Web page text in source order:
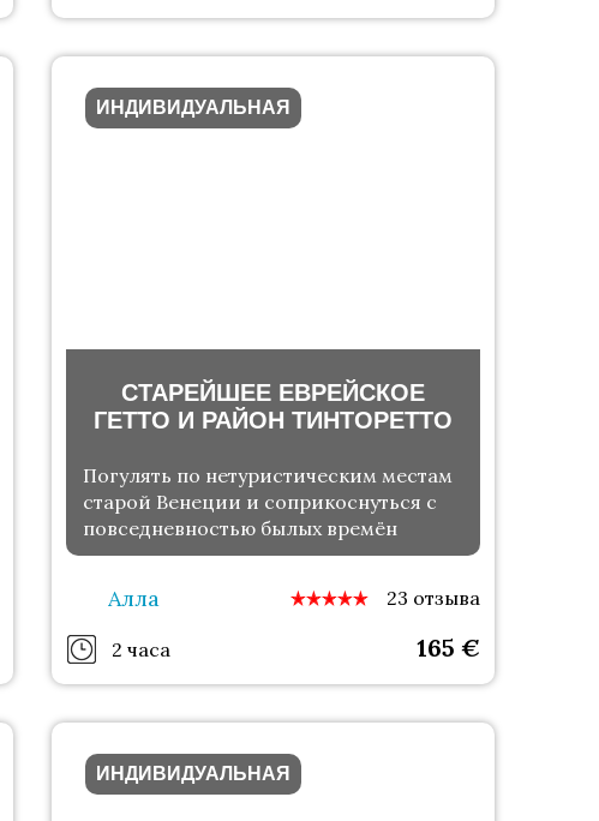
ИНДИВИДУАЛЬНАЯ
СТАРЕЙШЕЕ ЕВРЕЙСКОЕ
ГЕТТО И РАЙОН ТИНТОРЕТТО
Погулять по нетуристическим местам
старой Венеции и соприкоснуться с
повседневностью былых времён
Алла 23 отзыва
2 часа 165 €
ИНДИВИДУАЛЬНАЯ